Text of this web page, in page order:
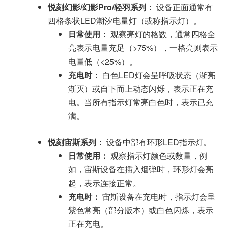
悦刻幻影/幻影Pro/轻羽系列： 设备正面通常有
四格条状LED潮汐电量灯（或称指示灯）。
日常使用： 观察亮灯的格数，通常四格全
亮表示电量充足（>75%），一格亮则表示
电量低（<25%）。
充电时： 白色LED灯会呈呼吸状态（渐亮
渐灭）或自下而上动态闪烁，表示正在充
电。当所有指示灯常亮白色时，表示已充
满。
悦刻宙斯系列： 设备中部有环形LED指示灯。
日常使用： 观察指示灯颜色或数量，例
如，宙斯设备在插入烟弹时，环形灯会亮
起，表示连接正常。
充电时： 宙斯设备在充电时，指示灯会呈
紫色常亮（部分版本）或白色闪烁，表示
正在充电。